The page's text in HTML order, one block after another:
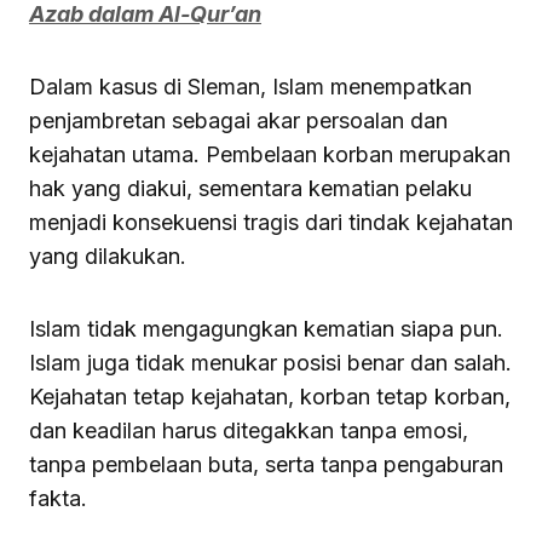
Azab dalam Al-Qur’an
Dalam kasus di Sleman, Islam menempatkan
penjambretan sebagai akar persoalan dan
kejahatan utama. Pembelaan korban merupakan
hak yang diakui, sementara kematian pelaku
menjadi konsekuensi tragis dari tindak kejahatan
yang dilakukan.
Islam tidak mengagungkan kematian siapa pun.
Islam juga tidak menukar posisi benar dan salah.
Kejahatan tetap kejahatan, korban tetap korban,
dan keadilan harus ditegakkan tanpa emosi,
tanpa pembelaan buta, serta tanpa pengaburan
fakta.